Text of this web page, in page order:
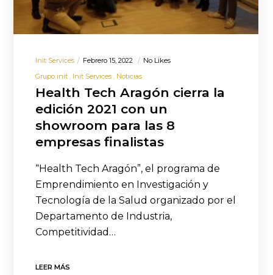
Init Services Febrero 15, 2022
No Likes
Grupo init
Init Services Noticias
Health Tech Aragón cierra la
edición 2021 con un
showroom para las 8
empresas finalistas
“Health Tech Aragón”, el programa de
Emprendimiento en Investigación y
Tecnología de la Salud organizado por el
Departamento de Industria,
Competitividad…
LEER MÁS